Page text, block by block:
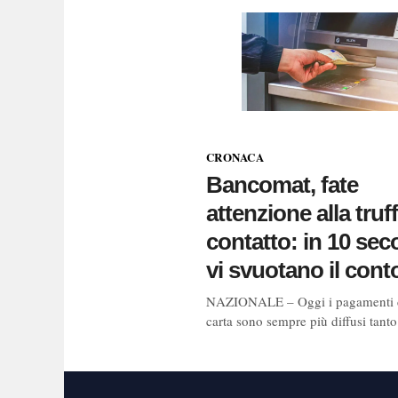
CRONACA
Bancomat, fate
attenzione alla
contatto: in 10
vi svuotano il
NAZIONALE – Oggi i pagamenti
carta sono sempre più diffusi